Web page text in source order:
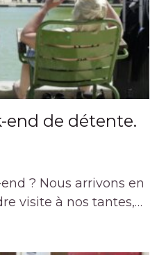
end de détente.
? Nous arrivons en
visite à nos tantes,…